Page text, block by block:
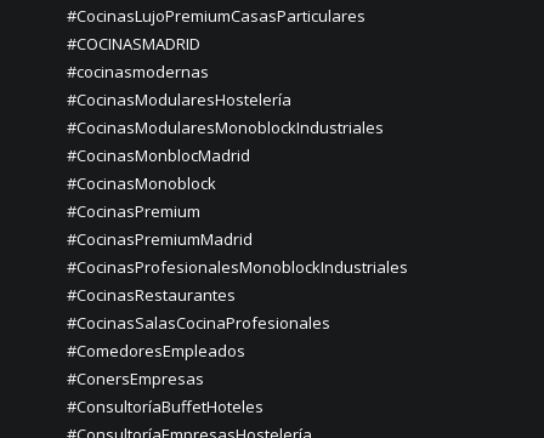
#CocinasLujoPremiumCasasParticulares
#COCINASMADRID
#cocinasmodernas
#CocinasModularesHostelería
#CocinasModularesMonoblockIndustriales
#CocinasMonblocMadrid
#CocinasMonoblock
#CocinasPremium
#CocinasPremiumMadrid
#CocinasProfesionalesMonoblockIndustriales
#CocinasRestaurantes
#CocinasSalasCocinaProfesionales
#ComedoresEmpleados
#ConersEmpresas
#ConsultoríaBuffetHoteles